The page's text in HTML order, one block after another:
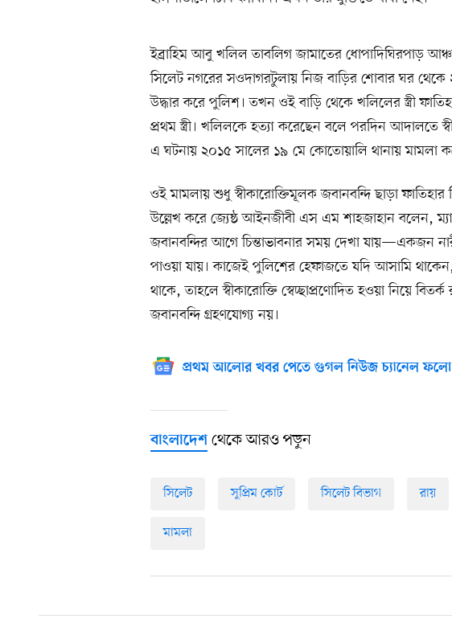
ইব্রাহিম আবু খলিল তাবলিগ জামাতের ধোপাদিঘিরপাড়
সিলেট নগরের সওদাগরটুলায় নিজ বাড়ির শোবার ঘর
উদ্ধার করে পুলিশ। তখন ওই বাড়ি থেকে খলিলের স্ত্রী
প্রথম স্ত্রী। খলিলকে হত্যা করেছেন বলে পরদিন আদালতে
এ ঘটনায় ২০১৫ সালের ১৯ মে কোতোয়ালি থানায় মামলা
ওই মামলায় শুধু স্বীকারোক্তিমূলক জবানবন্দি ছাড়া
উল্লেখ করে জ্যেষ্ঠ আইনজীবী এস এম শাহজাহান বলেন,
জবানবন্দির আগে চিন্তাভাবনার সময় দেখা যায়—একজন
পাওয়া যায়। কাজেই পুলিশের হেফাজতে যদি আসামি
থাকে, তাহলে স্বীকারোক্তি স্বেচ্ছাপ্রণোদিত হওয়া নিয়ে
জবানবন্দি গ্রহণযোগ্য নয়।
প্রথম আলোর খবর পেতে গুগল নিউজ চ্যানেল
বাংলাদেশ থেকে আরও পড়ুন
সিলেট সুপ্রিম কোর্ট সিলেট বিভাগ রায়
মামলা